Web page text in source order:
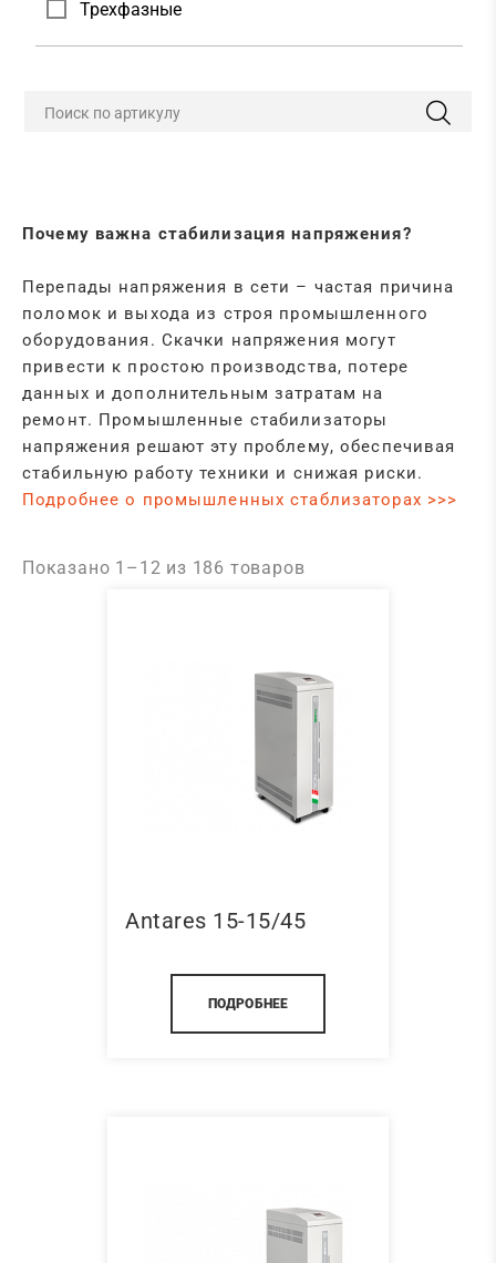
Трехфазные
Поиск по артикулу
Почему важна стабилизация напряжения?
Перепады напряжения в сети – частая причина
поломок и выхода из строя промышленного
оборудования. Скачки напряжения могут
привести к простою производства, потере
данных и дополнительным затратам на
ремонт. Промышленные стабилизаторы
напряжения решают эту проблему, обеспечивая
стабильную работу техники и снижая риски.
Подробнее о промышленных стаблизаторах >>>
Показано 1 – 12 из 186 товаров
Antares 15-15/45
ПОДРОБНЕЕ